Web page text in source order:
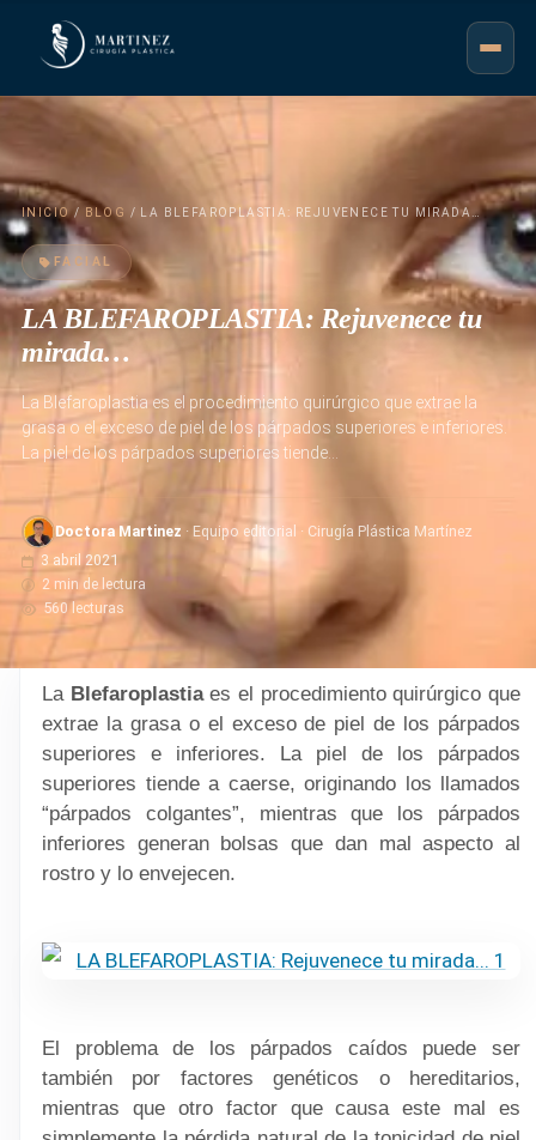
INICIO/ BLOG / LA BLEFAROPLASTIA: REJUVENECE TU MIRADA…
FACIAL
LA BLEFAROPLASTIA: Rejuvenece tu
mirada…
La Blefaroplastia es el procedimiento quirúrgico que extrae la
grasa o el exceso de piel de los párpados superiores e inferiores.
La piel de los párpados superiores tiende…
Doctora Martinez · Equipo editorial · Cirugía Plástica Martínez
3 abril 2021
2 min de lectura
560 lecturas
LaBlefaroplastiaes el procedimiento quirúrgico que
extrae la grasa o el exceso de piel de los párpados
superiores e inferiores. La piel de los párpados
superiores tiende a caerse, originando los llamados
“párpados colgantes”, mientras que los párpados
inferiores generan bolsas que dan mal aspecto al
rostro y lo envejecen.
El problema de los párpados caídos puede ser
también por factores genéticos o hereditarios,
mientras que otro factor que causa este mal es